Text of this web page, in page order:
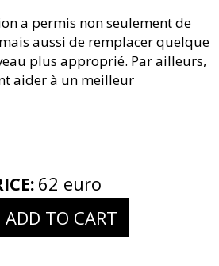
: 62 euro
ADD TO CART
a permis non seulement de
aussi de remplacer quelque
plus approprié. Par ailleurs,
aider à un meilleur